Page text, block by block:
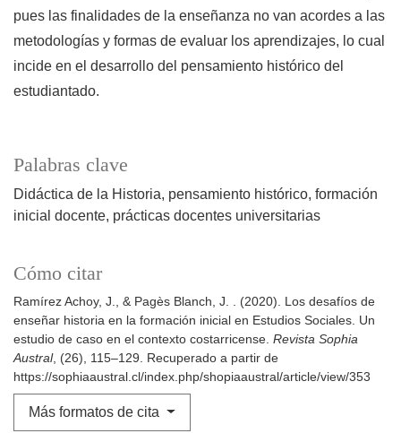
Palabras clave
Didáctica de la Historia pensamiento histórico formación
inicial docente prácticas docentes universitarias
Cómo citar
Ramírez Achoy, J., & Pagès Blanch, J. . (2020). Los desafíos de
enseñar historia en la formación inicial en Estudios Sociales. Un
estudio de caso en el contexto costarricense. Revista Sophia
Austral, (26), 115–129. Recuperado a partir de
https://sophiaaustral.cl/index.php/shopiaaustral/article/view/353
Más formatos de cita
pues las finalidades de la enseñanza no van acordes a las
metodologías y formas de evaluar los aprendizajes, lo cual
incide en el desarrollo del pensamiento histórico del
estudiantado.